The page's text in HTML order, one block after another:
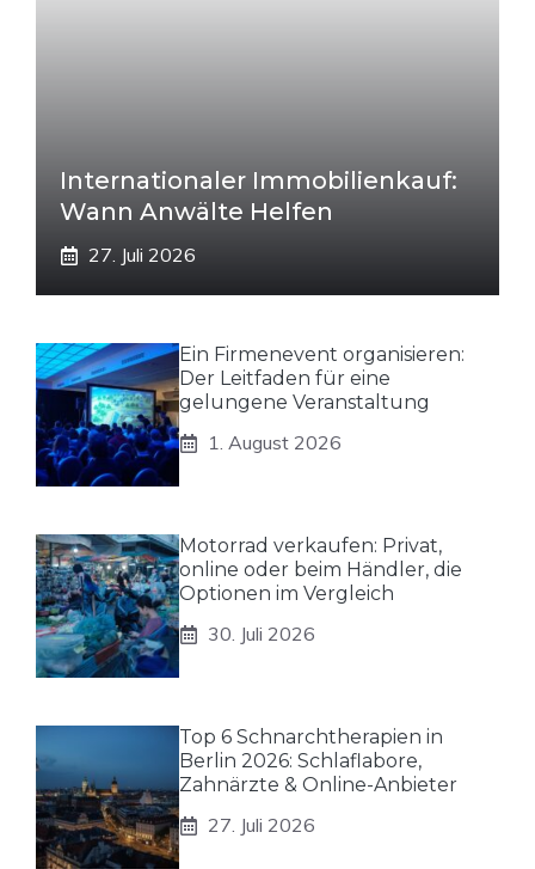
Internationaler Immobilienkauf:
Wann Anwälte Helfen
27. Juli 2026
Ein Firmenevent organisieren:
Der Leitfaden für eine
gelungene Veranstaltung
1. August 2026
Motorrad verkaufen: Privat,
online oder beim Händler, die
Optionen im Vergleich
30. Juli 2026
Top 6 Schnarchtherapien in
Berlin 2026: Schlaflabore,
Zahnärzte & Online-Anbieter
27. Juli 2026